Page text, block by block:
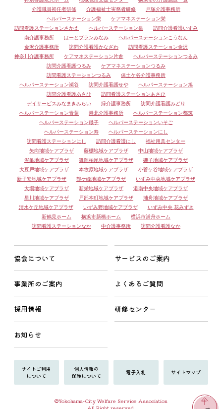
介護職員初任者研修
介護福祉士実務者研修
戸塚介護事務所
ヘルパーステーション栄
ケアマネステーション栄
訪問看護ステーションさかえ
ヘルパーステーション泉
訪問介護看護いずみ
南介護事務所
はーとプランみなみ
ヘルパーステーションこうなん
金沢介護事務所
訪問介護看護かなざわ
訪問看護ステーション金沢
神奈川介護事務所
ケアマネステーション片倉
ヘルパーステーションつるみ
訪問介護看護つるみ
ケアマネステーションつるみ
訪問看護ステーションつるみ
保土ケ谷介護事務所
ヘルパーステーション瀬谷
訪問介護看護せや
ヘルパーステーション旭
訪問介護看護あさひ
訪問看護ステーションあさひ
デイサービスみなまきみらい
緑介護事務所
訪問介護看護みどり
ヘルパーステーション青葉
港北介護事務所
ヘルパーステーション都筑
ヘルパーステーション磯子
ヘルパーステーションいそご
ヘルパーステーション寿
ヘルパーステーションにし
訪問看護ステーションにし
訪問介護看護にし
福祉用具センター
矢向地域ケアプラザ
藤棚地域ケアプラザ
中山地域ケアプラザ
泥亀地域ケアプラザ
舞岡柏尾地域ケアプラザ
磯子地域ケアプラザ
大豆戸地域ケアプラザ
本牧原地域ケアプラザ
小菅ケ谷地域ケアプラザ
新子安地域ケアプラザ
鶴ケ峰地域ケアプラザ
いずみ中央地域ケアプラザ
大場地域ケアプラザ
新栄地域ケアプラザ
港南中央地域ケアプラザ
星川地域ケアプラザ
戸部本町地域ケアプラザ
浦舟地域ケアプラザ
清水ケ丘地域ケアプラザ
いずみ野地域ケアプラザ
いずみ中央 花みずき
新鶴見ホーム
横浜市新橋ホーム
横浜市浦舟ホーム
訪問看護ステーションなか
中介護事務所 訪問介護看護なか
協会について サービスのご案内
事業所のご案内 よくあるご質問
採用情報 研修センター
お知らせ
サイトご利用
について
個人情報の
保護について
電子入札 サイトマップ
©Yokohama-City Welfare Service Association